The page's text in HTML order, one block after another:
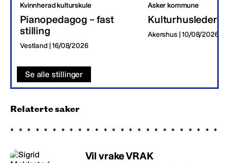
Kvinnherad kulturskule
Pianopedagog – fast
stilling
Vestland | 16/08/2026
Asker kommune
Kulturhusleder
Akershus | 10/08/2026
Se alle stillinger
Relaterte saker
Vil vrake VRAK